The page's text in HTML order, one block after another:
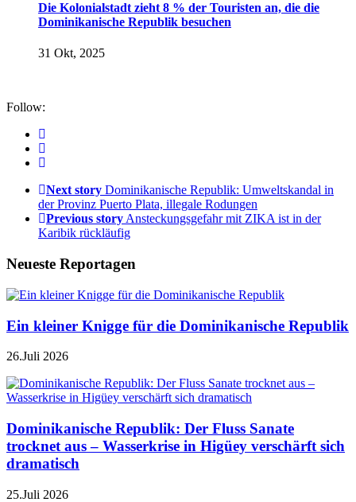
Die Kolonialstadt zieht 8 % der Touristen an, die die
Dominikanische Republik besuchen
31 Okt, 2025
Follow:
Next story Dominikanische Republik: Umweltskandal in
der Provinz Puerto Plata, illegale Rodungen
Previous storyAnsteckungsgefahr mit ZIKA ist in der
Karibik rückläufig
Neueste Reportagen
Ein kleiner Knigge für die Dominikanische Republik
26.Juli 2026
Dominikanische Republik: Der Fluss Sanate
trocknet aus – Wasserkrise in Higüey verschärft sich
dramatisch
25.Juli 2026